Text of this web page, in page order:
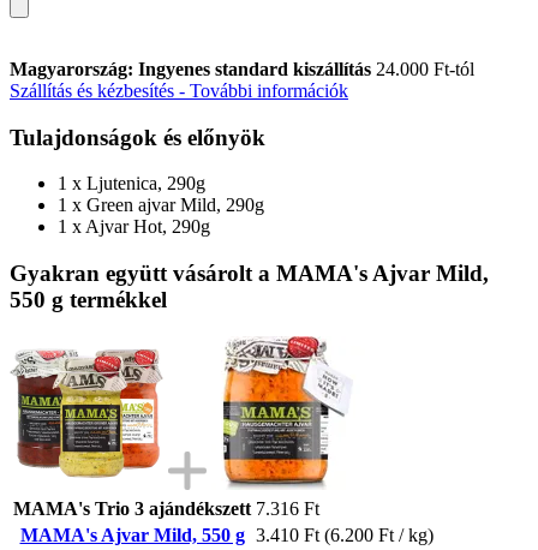
Magyarország: Ingyenes standard kiszállítás 24.000 Ft-tól
Szállítás és kézbesítés - További információk
Tulajdonságok és előnyök
1 x Ljutenica, 290g
1 x Green ajvar Mild, 290g
1 x Ajvar Hot, 290g
Gyakran együtt vásárolt a MAMA's Ajvar Mild,
550 g termékkel
MAMA's Trio 3 ajándékszett 7.316 Ft
MAMA's Ajvar Mild, 550 g 3.410 Ft (6.200 Ft / kg)